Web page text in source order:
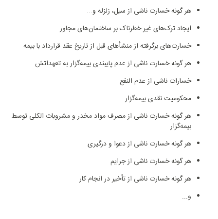
هر گونه خسارت ناشی از سیل، زلزله و...
ایجاد ترک‌های غیر خطرناک بر ساختمان‌های مجاور
خسارت‌های برگرفته از منشأ‌های قبل از تاریخ عقد قرارداد با بیمه
هر گونه خسارت ناشی از عدم پایبندی بیمه‌گزار به تعهداتش
خسارات ناشی از عدم النفع
محکومیت نقدی بیمه‌گزار
هر گونه خسارت ناشی از مصرف مواد مخدر و مشروبات الکلی توسط
بیمه‌گزار
هر گونه خسارت ناشی از دعوا و درگیری
هر گونه خسارت ناشی از جرایم
هر گونه خسارت ناشی از تأخیر در انجام کار
و...